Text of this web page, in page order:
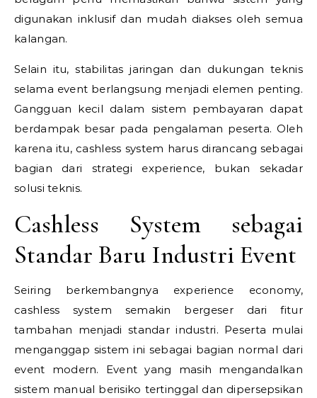
digunakan inklusif dan mudah diakses oleh semua
kalangan.
Selain itu, stabilitas jaringan dan dukungan teknis
selama event berlangsung menjadi elemen penting.
Gangguan kecil dalam sistem pembayaran dapat
berdampak besar pada pengalaman peserta. Oleh
karena itu, cashless system harus dirancang sebagai
bagian dari strategi experience, bukan sekadar
solusi teknis.
Cashless System sebagai
Standar Baru Industri Event
Seiring berkembangnya experience economy,
cashless system semakin bergeser dari fitur
tambahan menjadi standar industri. Peserta mulai
menganggap sistem ini sebagai bagian normal dari
event modern. Event yang masih mengandalkan
sistem manual berisiko tertinggal dan dipersepsikan